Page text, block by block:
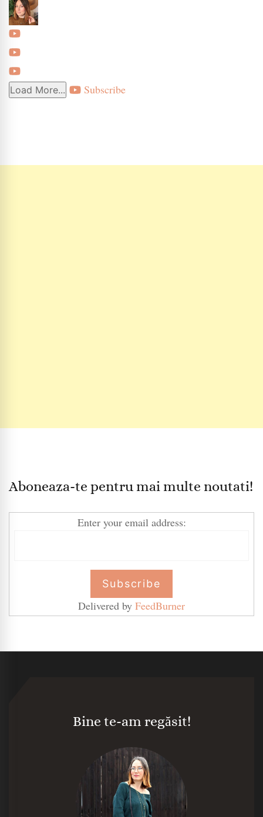
Load More... Subscribe
Aboneaza-te pentru mai multe noutati!
Enter your email address:
Delivered by FeedBurner
Bine te-am regăsit!